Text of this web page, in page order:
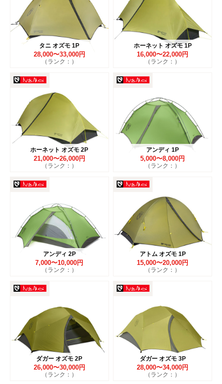
タニ オズモ 1P
28,000〜33,000円
（ランク：）
ホーネット オズモ 1P
16,000〜22,000円
（ランク：）
ホーネット オズモ 2P
21,000〜26,000円
（ランク：）
アンディ 1P
5,000〜8,000円
（ランク：）
アンディ 2P
7,000〜10,000円
（ランク：）
アトム オズモ 1P
15,000〜20,000円
（ランク：）
ダガー オズモ 2P
26,000〜30,000円
（ランク：）
ダガー オズモ 3P
28,000〜34,000円
（ランク：）